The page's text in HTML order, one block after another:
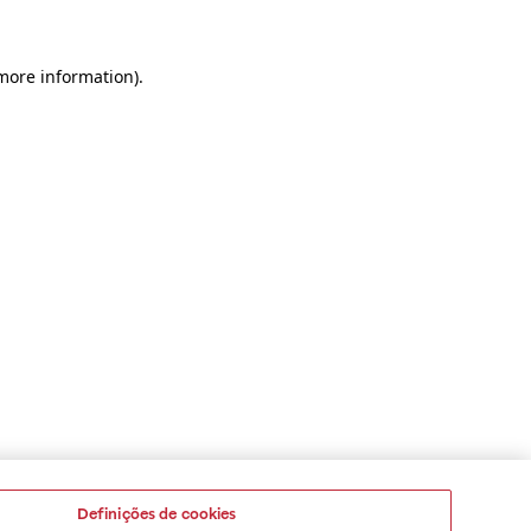
information).
Definições de cookies